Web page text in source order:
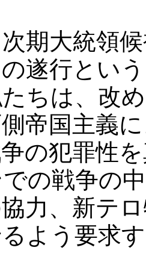
期大統領
遂行とい
ちは、改
帝国主義
の犯罪性
の戦争の
力、新テ
よう要求